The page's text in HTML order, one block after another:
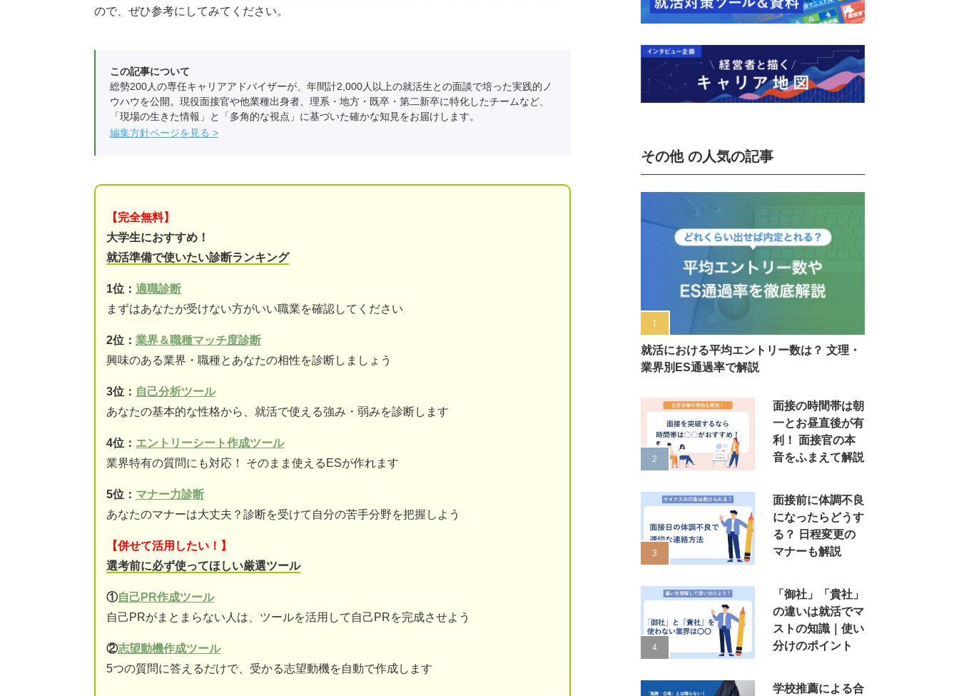
ので、ぜひ参考にしてみてください。
この記事について
総勢200人の専任キャリアアドバイザーが、年間計2,000人以上の就活生との面談で培った実践的ノ
ウハウを公開。現役面接官や他業種出身者、理系・地方・既卒・第二新卒に特化したチームなど、
「現場の生きた情報」と「多角的な視点」に基づいた確かな知見をお届けします。
編集方針ページを見る
【完全無料】
大学生におすすめ！
就活準備で使いたい診断ランキング
1位： 適職診断
まずはあなたが受けない方がいい職業を確認してください
2位： 業界＆職種マッチ度診断
興味のある業界・職種とあなたの相性を診断しましょう
3位： 自己分析ツール
あなたの基本的な性格から、就活で使える強み・弱みを診断します
4位： エントリーシート作成ツール
業界特有の質問にも対応！ そのまま使えるESが作れます
5位： マナー力診断
あなたのマナーは大丈夫？診断を受けて自分の苦手分野を把握しよう
【併せて活用したい！】
選考前に必ず使ってほしい厳選ツール
①自己PR作成ツール
自己PRがまとまらない人は、ツールを活用して自己PRを完成させよう
②志望動機作成ツール
5つの質問に答えるだけで、受かる志望動機を自動で作成します
その他 の人気の記事
就活における平均エントリー数は？ 文理・
業界別ES通過率で解説
面接の時間帯は朝
一とお昼直後が有
利！ 面接官の本
音をふまえて解説
面接前に体調不良
になったらどうす
る？ 日程変更の
マナーも解説
「御社」「貴社」
の違いは就活でマ
ストの知識｜使い
分けのポイント
学校推薦による合